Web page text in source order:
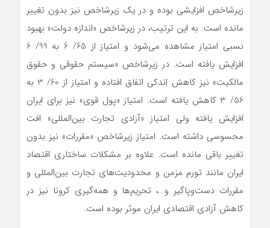
زیرشاخص افزایشی بوده و در یک زیرشاخص نیز بدون تغییر
مانده ‌است. به این ترتیب، در زیرشاخص «اندازه دولت» بهبود
نسبی امتیاز مشاهده ‌می‌شود و امتیاز از 65/ 6 به 99/ 6
افزایش یافته است. در زیرشاخص «سیستم حقوقی و حقوق
مالکیت» نیز کاهش اندکی اتفاق افتاده و امتیاز از 60/ 3 به
56/ 3 کاهش یافته است. امتیاز «پول قوی» نیز برای ایران
افزایش یافته ولی امتیاز «‌آزادی تجارت بین‌المللی» افت
محسوسی داشته است. امتیاز زیرشاخص «مقررات» نیز بدون
تغییر باقی مانده است. علاوه بر مشکلات ساختاری اقتصاد
ایران مانند تورم مزمن و محدودیت‌های تجارت بین‌المللی و
مقررات دست‌و‌پاگیر و…، تحریم‌ها و همه‌گیری کرونا نیز در
کاهش ‌آزادی اقتصادی ایران موثر بوده است.